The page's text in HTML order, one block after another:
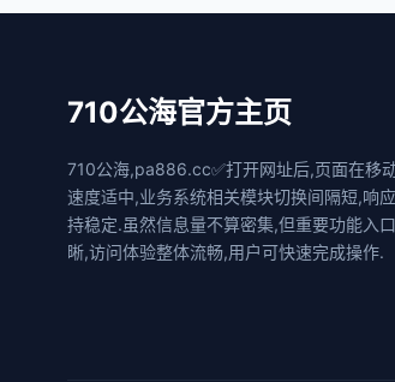
710公海官方主页
710公海,pa886.cc✅打开网址后,页面在移
速度适中,业务系统相关模块切换间隔短,响
持稳定.虽然信息量不算密集,但重要功能入
晰,访问体验整体流畅,用户可快速完成操作.